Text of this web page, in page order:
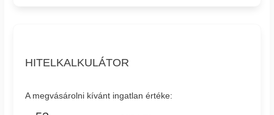
HITELKALKULÁTOR
A megvásárolni kívánt ingatlan értéke: